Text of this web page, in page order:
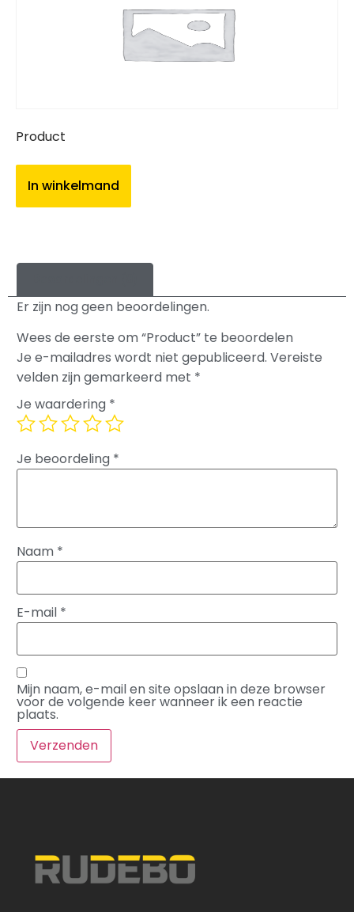
Product
In winkelmand
Er zijn nog geen beoordelingen.
Wees de eerste om “Product” te beoordelen
Je e-mailadres wordt niet gepubliceerd. Vereiste
velden zijn gemarkeerd met *
Je waardering *
Je beoordeling *
Naam *
E-mail *
Mijn naam, e-mail en site opslaan in deze browser
voor de volgende keer wanneer ik een reactie
plaats.